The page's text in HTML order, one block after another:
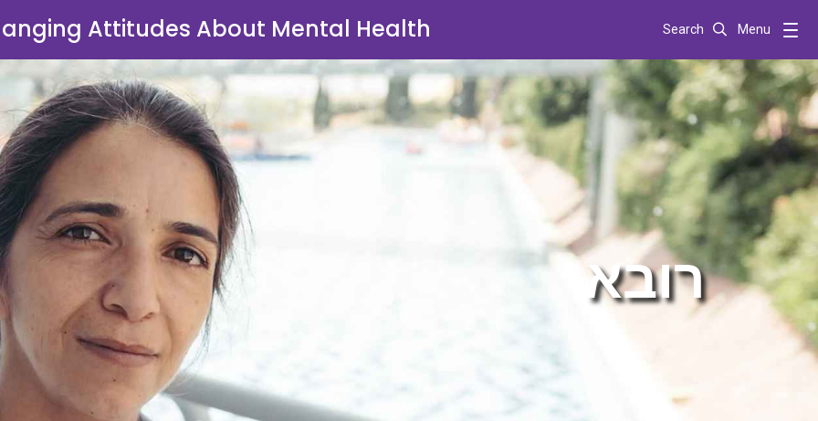
Attitudes About Mental Health Search Menu
רובא